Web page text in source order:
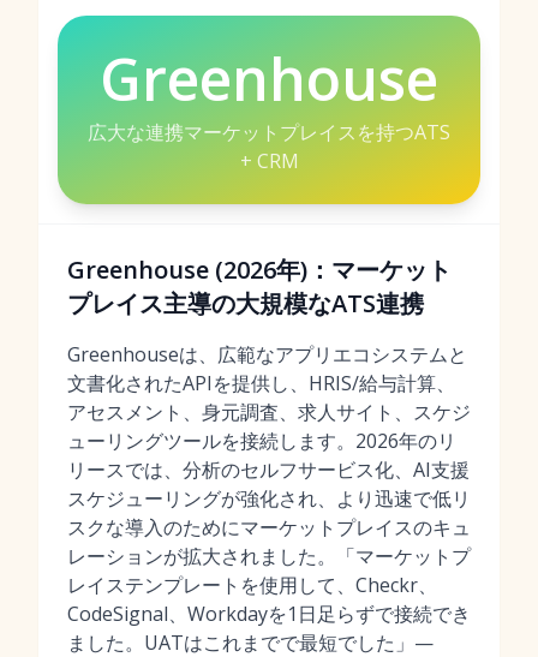
Greenhouse
広大な連携マーケットプレイスを持つATS
+ CRM
Greenhouse (2026年)：マーケット
プレイス主導の大規模なATS連携
Greenhouseは、広範なアプリエコシステムと
文書化されたAPIを提供し、HRIS/給与計算、
アセスメント、身元調査、求人サイト、スケジ
ューリングツールを接続します。2026年のリ
リースでは、分析のセルフサービス化、AI支援
スケジューリングが強化され、より迅速で低リ
スクな導入のためにマーケットプレイスのキュ
レーションが拡大されました。「マーケットプ
レイステンプレートを使用して、Checkr、
CodeSignal、Workdayを1日足らずで接続でき
ました。UATはこれまでで最短でした」—